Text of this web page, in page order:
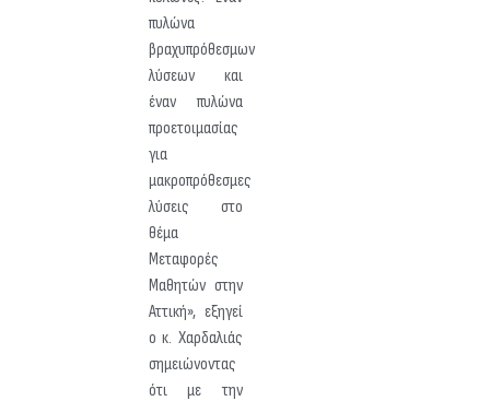
πυλώνα
βραχυπρόθεσμων
λύσεων και
έναν πυλώνα
προετοιμασίας
για
μακροπρόθεσμες
λύσεις στο
θέμα
Μεταφορές
Μαθητών στην
Αττική», εξηγεί
ο κ. Χαρδαλιάς
σημειώνοντας
ότι με την